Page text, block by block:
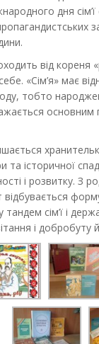
дня
від кореня
«Сім’я» має
тобто
основним
та історичної
і розвитку. З
сім’ї і
і добробуту